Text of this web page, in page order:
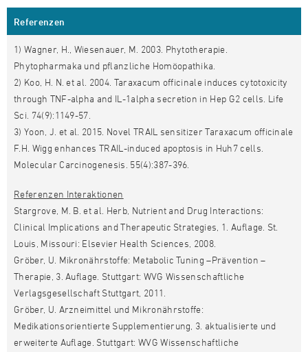
Referenzen
1) Wagner, H., Wiesenauer, M. 2003. Phytotherapie.
Phytopharmaka und pflanzliche Homöopathika.
2) Koo, H. N. et al. 2004. Taraxacum officinale induces cytotoxicity
through TNF-alpha and IL-1alpha secretion in Hep G2 cells. Life
Sci. 74(9):1149-57.
3) Yoon, J. et al. 2015. Novel TRAIL sensitizer Taraxacum officinale
F.H. Wigg enhances TRAIL-induced apoptosis in Huh7 cells.
Molecular Carcinogenesis. 55(4):387-396.
Referenzen Interaktionen
Stargrove, M. B. et al. Herb, Nutrient and Drug Interactions:
Clinical Implications and Therapeutic Strategies, 1. Auflage. St.
Louis, Missouri: Elsevier Health Sciences, 2008.
Gröber, U. Mikronährstoffe: Metabolic Tuning –Prävention –
Therapie, 3. Auflage. Stuttgart: WVG Wissenschaftliche
Verlagsgesellschaft Stuttgart, 2011.
Gröber, U. Arzneimittel und Mikronährstoffe:
Medikationsorientierte Supplementierung, 3. aktualisierte und
erweiterte Auflage. Stuttgart: WVG Wissenschaftliche